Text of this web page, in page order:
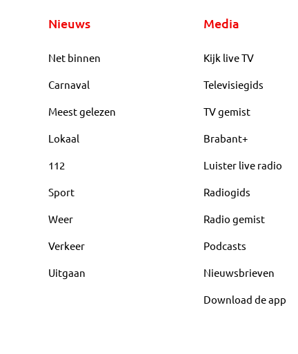
Nieuws
Net binnen
Carnaval
Meest gelezen
Lokaal
112
Sport
Weer
Verkeer
Uitgaan
Media
Kijk live TV
Televisiegids
TV gemist
Brabant+
Luister live radio
Radiogids
Radio gemist
Podcasts
Nieuwsbrieven
Download de app